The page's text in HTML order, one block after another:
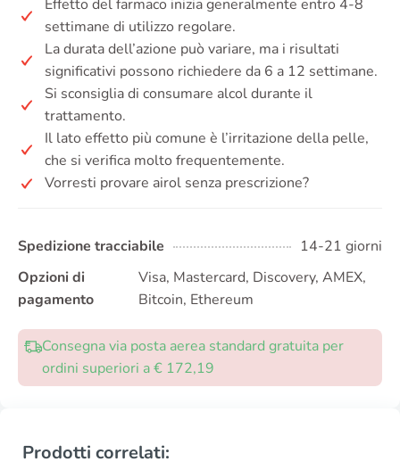
Effetto del farmaco inizia generalmente entro 4-8
settimane di utilizzo regolare.
La durata dell’azione può variare, ma i risultati
significativi possono richiedere da 6 a 12 settimane.
Si sconsiglia di consumare alcol durante il
trattamento.
Il lato effetto più comune è l’irritazione della pelle,
che si verifica molto frequentemente.
Vorresti provare airol senza prescrizione?
Spedizione tracciabile
14-21 giorni
Opzioni di
pagamento
Visa, Mastercard, Discovery, AMEX,
Bitcoin, Ethereum
Consegna via posta aerea standard gratuita per
ordini superiori a € 172,19
Prodotti correlati: